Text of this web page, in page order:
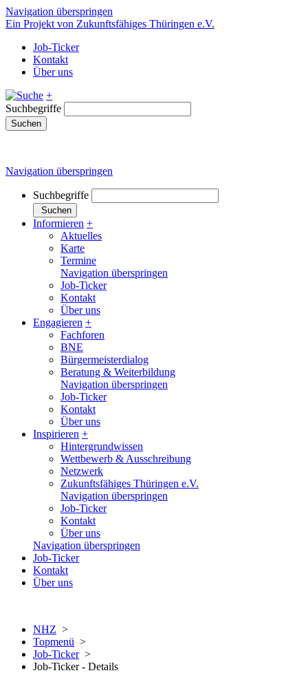
Navigation überspringen
Ein Projekt von Zukunftsfähiges Thüringen e.V.
Job-Ticker
Kontakt
Über uns
+
Suchbegriffe
Suchen
Navigation überspringen
Suchbegriffe
Suchen
Informieren +
Aktuelles
Karte
Termine
Navigation überspringen
Job-Ticker
Kontakt
Über uns
Engagieren +
Fachforen
BNE
Bürgermeisterdialog
Beratung & Weiterbildung
Navigation überspringen
Job-Ticker
Kontakt
Über uns
Inspirieren +
Hintergrundwissen
Wettbewerb & Ausschreibung
Netzwerk
Zukunftsfähiges Thüringen e.V.
Navigation überspringen
Job-Ticker
Kontakt
Über uns
Navigation überspringen
Job-Ticker
Kontakt
Über uns
NHZ >
Topmenü >
Job-Ticker>
Job-Ticker - Details